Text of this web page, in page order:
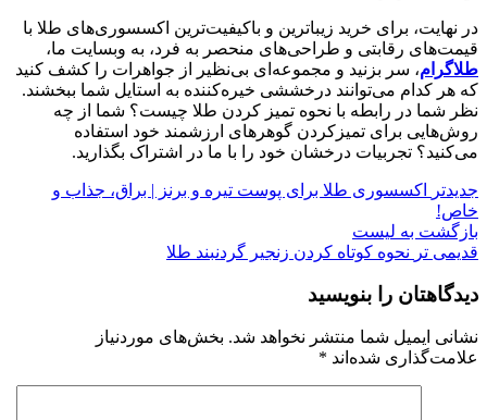
در نهایت، برای خرید زیباترین و باکیفیت‌ترین اکسسوری‌های طلا با
قیمت‌های رقابتی و طراحی‌های منحصر به‌ فرد، به وبسایت ما،
طلاگرام، سر بزنید و مجموعه‌ای بی‌نظیر از جواهرات را کشف کنید
که هر کدام می‌توانند درخششی خیره‌کننده به استایل شما ببخشند.
نظر شما در رابطه با نحوه تمیز کردن طلا چیست؟ شما از چه
روش‌هایی برای تمیزکردن گوهرهای ارزشمند خود استفاده
می‌کنید؟ تجربیات درخشان خود را با ما در اشتراک بگذارید.
جدیدتر
اکسسوری طلا برای پوست تیره و برنز | براق، جذاب و
خاص!
بازگشت به لیست
قدیمی تر نحوه کوتاه کردن زنجیر گردنبند طلا
دیدگاهتان را بنویسید
نشانی ایمیل شما منتشر نخواهد شد. بخش‌های موردنیاز
علامت‌گذاری شده‌اند *